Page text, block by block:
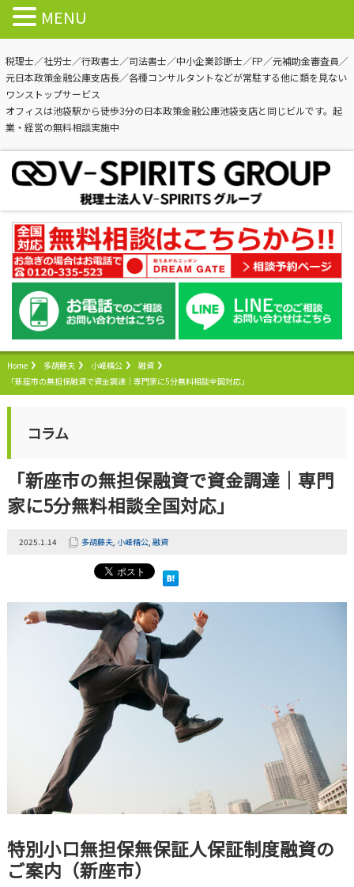
税理士／社労士／行政書士／司法書士／中小企業診断士／FP／元補助金審査員／
元日本政策金融公庫支店長／各種コンサルタントなどが常駐する他に類を見ない
ワンストップサービス
オフィスは池袋駅から徒歩3分の日本政策金融公庫池袋支店と同じビルです。起
業・経営の無料相談実施中
Home 多胡藤夫 小峰精公
融資
「新座市の無担保融資で資金調達｜専門家に5分無料相談全国対応」
コラム
「新座市の無担保融資で資金調達｜専門
家に5分無料相談全国対応」
2025.1.14 多胡藤夫, 小峰精公, 融資
特別小口無担保無保証人保証制度融資の
ご案内（新座市）
MENU